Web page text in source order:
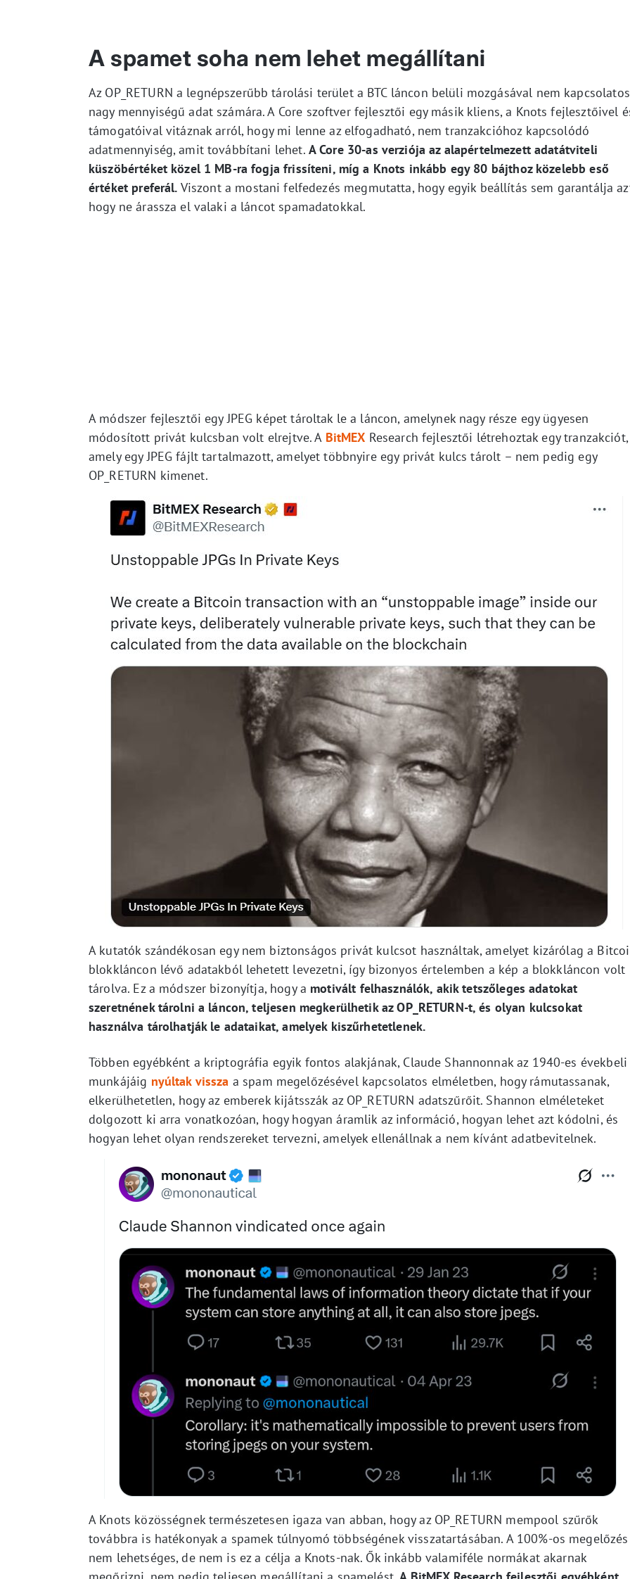
A spamet soha nem lehet megállítani
Az OP_RETURN a legnépszerűbb tárolási terület a BTC láncon belüli mozgásával nem kapcsolatos
nagy mennyiségű adat számára. A Core szoftver fejlesztői egy másik kliens, a Knots fejlesztőivel
támogatóival vitáznak arról, hogy mi lenne az elfogadható, nem tranzakcióhoz kapcsolódó
adatmennyiség, amit továbbítani lehet. A Core 30-as verziója az alapértelmezett adatátviteli
küszöbértéket közel 1 MB-ra fogja frissíteni, míg a Knots inkább egy 80 bájthoz közelebb eső
értéket preferál. Viszont a mostani felfedezés megmutatta, hogy egyik beállítás sem garantálja
hogy ne árassza el valaki a láncot spamadatokkal.
A módszer fejlesztői egy JPEG képet tároltak le a láncon, amelynek nagy része egy ügyesen
módosított privát kulcsban volt elrejtve. A BitMEX Research fejlesztői létrehoztak egy tranzakciót,
amely egy JPEG fájlt tartalmazott, amelyet többnyire egy privát kulcs tárolt – nem pedig egy
OP_RETURN kimenet.
A kutatók szándékosan egy nem biztonságos privát kulcsot használtak, amelyet kizárólag a
blokkláncon lévő adatakból lehetett levezetni, így bizonyos értelemben a kép a blokkláncon volt
tárolva. Ez a módszer bizonyítja, hogy a motivált felhasználók, akik tetszőleges adatokat
szeretnének tárolni a láncon, teljesen megkerülhetik az OP_RETURN-t, és olyan kulcsokat
használva tárolhatják le adataikat, amelyek kiszűrhetetlenek.
Többen egyébként a kriptográfia egyik fontos alakjának, Claude Shannonnak az 1940-es évekbeli
munkájáig nyúltak vissza a spam megelőzésével kapcsolatos elméletben, hogy rámutassanak,
elkerülhetetlen, hogy az emberek kijátsszák az OP_RETURN adatszűrőit. Shannon elméleteket
dolgozott ki arra vonatkozóan, hogy hogyan áramlik az információ, hogyan lehet azt kódolni, és
hogyan lehet olyan rendszereket tervezni, amelyek ellenállnak a nem kívánt adatbevitelnek.
A Knots közösségnek természetesen igaza van abban, hogy az OP_RETURN mempool szűrők
továbbra is hatékonyak a spamek túlnyomó többségének visszatartásában. A 100%-os megelőzés
nem lehetséges, de nem is ez a célja a Knots-nak. Ők inkább valamiféle normákat akarnak